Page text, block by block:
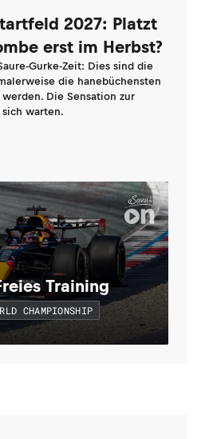
2027: Platzt
erst im Herbst?
Gurke-Zeit: Dies sind die
die hanebüchensten
Die Sensation zur
sich warten.
Training
CHAMPIONSHIP